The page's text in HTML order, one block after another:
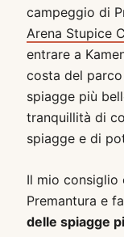
campeggio di
Arena Stupice
entrare a
costa del
spiagge più
tranquillità di
spiagge e di
Il mio consiglio
Premantura e
delle spiagge